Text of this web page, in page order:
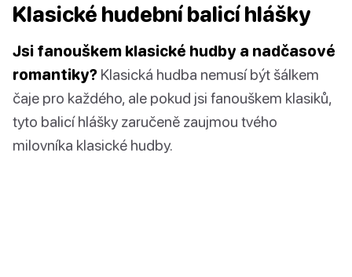
Klasické hudební balicí hlášky
Jsi fanouškem klasické hudby a nadčasové
romantiky? Klasická hudba nemusí být šálkem
čaje pro každého, ale pokud jsi fanouškem klasiků,
tyto balicí hlášky zaručeně zaujmou tvého
milovníka klasické hudby.